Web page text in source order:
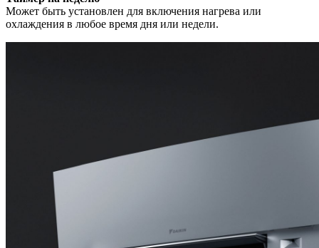
Может быть установлен для включения нагрева или
охлаждения в любое время дня или недели.